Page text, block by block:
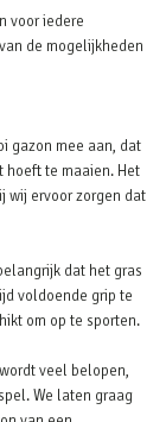
voor iedere
de mogelijkheden
gazon mee aan, dat
hoeft te maaien. Het
wij ervoor zorgen dat
dat het gras
voldoende grip te
om op te sporten.
veel belopen,
We laten graag